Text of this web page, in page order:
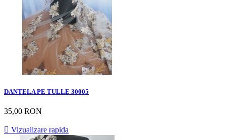
DANTELA PE TULLE 30005
35,00 RON
 Vizualizare rapida